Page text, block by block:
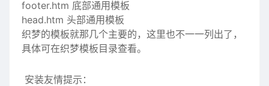
footer.htm 底部通用模板
head.htm 头部通用模板
织梦的模板就那几个主要的，这里也不一一列出了，
具体可在织梦模板目录查看。
安装友情提示：